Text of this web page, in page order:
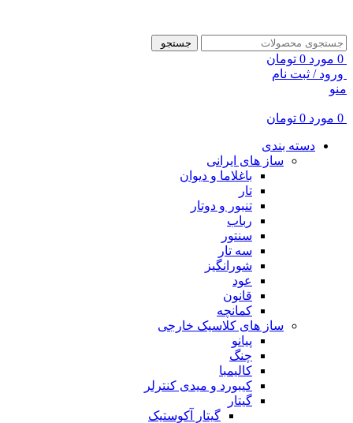
جستجو
0 مورد 0 تومان
ورود / ثبت نام
منو
0 مورد 0 تومان
دسته بندی
ساز های ایرانی
باغلاما و دیوان
تار
تنبور و دوتار
رباب
سنتور
سه تار
شورانگیز
عود
قانون
کمانچه
ساز های کلاسیک خارجی
پیانو
چنگ
کالیمبا
کیبورد و میدی کنترلر
گیتار
گیتار آکوستیک